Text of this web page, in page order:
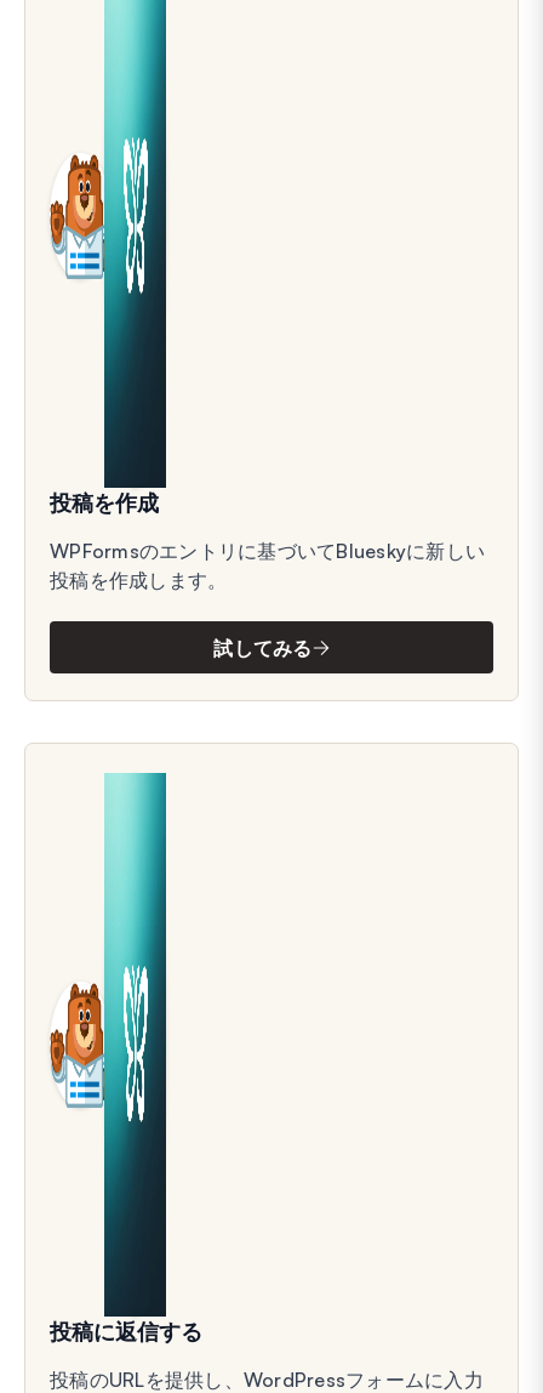
投稿を作成
WPFormsのエントリに基づいてBlueskyに新しい
投稿を作成します。
試してみる
投稿に返信する
投稿のURLを提供し、WordPressフォームに入力